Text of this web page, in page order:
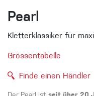
Pearl
Kletterklassiker für
Grössentabelle
Finde einen Händler